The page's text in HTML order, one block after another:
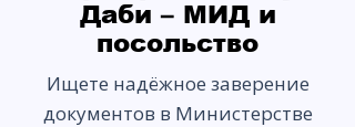
Даби – МИД и
посольство
Ищете надёжное заверение
документов в Министерстве